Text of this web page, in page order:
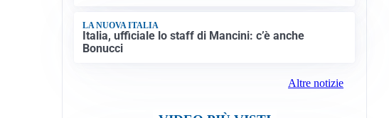
LA NUOVA ITALIA
Italia, ufficiale lo staff di Mancini: c’è anche
Bonucci
Altre notizie